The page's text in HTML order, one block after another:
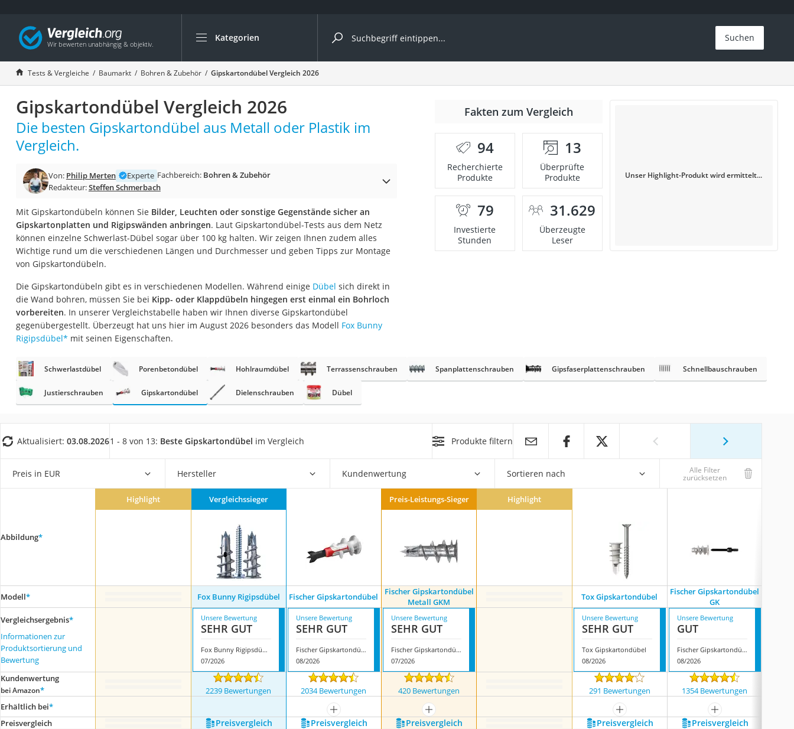
Kategorien
Die beliebtesten Vergleiche nach Kategorie
Baumarkt
Tresor feuerfest
Makita-Akku-Rasenmäher
Kappsäge
Feuchtigkeitsmessgerät
Pelletofen
Bohrmaschine
Tiefbrunnenpumpe
Hochdruckreiniger
Doppelschleifer
Überwachungskamera
Akku-Laubsauger
Löschdecke
Multimeter
Gasdurchlauferhitzer
Suchen
Tests & Vergleiche Baumarkt Bohren & Zubehör Gipskartondübel Vergleich 2026
Gipskartondübel Vergleich 2026
Die besten Gipskartondübel aus Metall oder Plastik im
Vergleich.
Von: Philip Merten Experte Fachbereich: Bohren & Zubehör
Redakteur:Steffen Schmerbach
Mit Gipskartondübeln können Sie Bilder, Leuchten oder sonstige Gegenstände sicher an
Gipskartonplatten und Rigipswänden anbringen. Laut Gipskartondübel-Tests aus dem Netz
können einzelne Schwerlast-Dübel sogar über 100 kg halten. Wir zeigen Ihnen zudem alles
Wichtige rund um die verschiedenen Längen und Durchmesser und geben Tipps zur Montage
von Gipskartondübeln.
Die Gipskartondübeln gibt es in verschiedenen Modellen. Während einige Dübel sich direkt in
die Wand bohren, müssen Sie bei Kipp- oder Klappdübeln hingegen erst einmal ein Bohrloch
vorbereiten. In unserer Vergleichstabelle haben wir Ihnen diverse Gipskartondübel
gegenübergestellt. Überzeugt hat uns hier im August 2026 besonders das Modell Fox Bunny
Rigipsdübel* mit seinen Eigenschaften.
Fakten zum Vergleich
94
Recherchierte
Produkte
13
Überprüfte
Produkte
79
Investierte
Stunden
31.629
Überzeugte
Leser
Unser Highlight-Produkt wird ermittelt...
Schwerlastdübel Porenbetondübel Hohlraumdübel Terrassenschrauben Spanplattenschrauben Gipsfaserplattenschrauben Schnellbauschrauben
Justierschrauben Gipskartondübel Dielenschrauben Dübel
Aktualisiert: 03.08.20261 - 8 von 13: Beste Gipskartondübel im Vergleich Produkte filtern
Preis in EUR Hersteller Kundenwertung Sortieren nach Alle Filter
zurücksetzen
Abbildung*
Highlight Vergleichssieger Preis-Leistungs-Sieger Highlight
Modell* Fox Bunny Rigipsdübel Fischer Gipskartondübel
Fischer Gipskartondübel
Metall GKM
Tox Gipskartondübel
Fischer Gipskartondübel
GK
Vergleichsergebnis*
Informationen zur
Produktsortierung und
Bewertung
Unsere Bewertung
SEHR GUT
Fox Bunny Rigipsdübel
07/2026
Unsere Bewertung
SEHR GUT
Fischer Gipskartondübel
08/2026
Unsere Bewertung
SEHR GUT
Fischer Gipskartondübel Metall GKM
07/2026
Unsere Bewertung
SEHR GUT
Tox Gipskartondübel
08/2026
Unsere Bewertung
GUT
Fischer Gipskartondübel GK
08/2026
Kundenwertung
bei Amazon* 2239 Bewertungen 2034 Bewertungen 420 Bewertungen 291 Bewertungen 1354 Bewertungen
Erhältlich bei*
mehr anzeigen mehr anzeigen mehr anzeigen
mehr anzeigen
Preis­vergleich
Preis­vergleich Preis­vergleich Preis­vergleich Preis­vergleich Preis­vergleich